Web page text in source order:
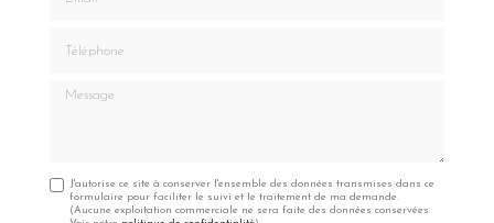
Message
J'autorise ce site à conserver l'ensemble des données transmises dans ce
formulaire pour faciliter le suivi et le traitement de ma demande.
(Aucune exploitation commerciale ne sera faite des données conservées.